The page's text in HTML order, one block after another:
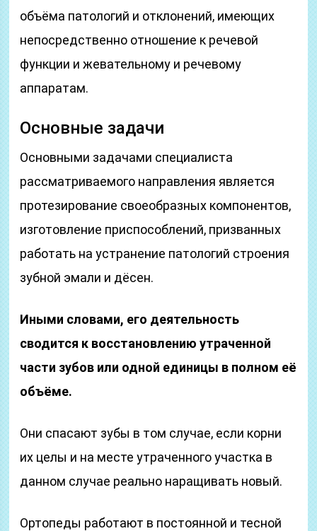
объёма патологий и отклонений, имеющих
непосредственно отношение к речевой
функции и жевательному и речевому
аппаратам.
Основные задачи
Основными задачами специалиста
рассматриваемого направления является
протезирование своеобразных компонентов,
изготовление приспособлений, призванных
работать на устранение патологий строения
зубной эмали и дёсен.
Иными словами, его деятельность
сводится к восстановлению утраченной
части зубов или одной единицы в полном её
объёме.
Они спасают зубы в том случае, если корни
их целы и на месте утраченного участка в
данном случае реально наращивать новый.
Ортопеды работают в постоянной и тесной